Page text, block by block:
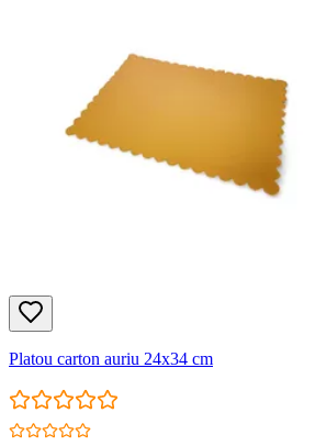
Platou carton auriu 24x34 cm